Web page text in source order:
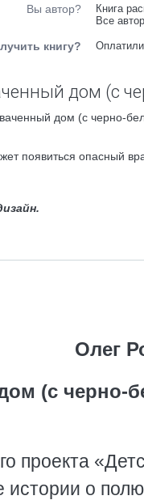
Вы автор?
Книга
Все
книгу?
дом (с
дом (с черно-
появиться опасный
Олег
(с черно-
проекта
о